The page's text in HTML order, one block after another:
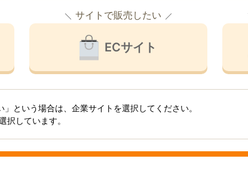
サイトで販売したい
ECサイト
」という場合は、企業サイトを選択してください。
択しています。